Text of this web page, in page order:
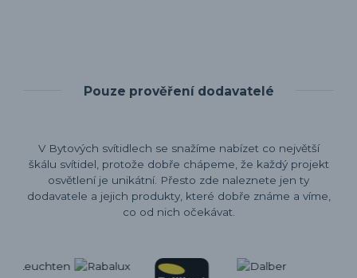
Pouze prověření dodavatelé
V Bytových svítidlech se snažíme nabízet co největší
škálu svítidel, protože dobře chápeme, že každý projekt
osvětlení je unikátní. Přesto zde naleznete jen ty
dodavatele a jejich produkty, které dobře známe a víme,
co od nich očekávat.